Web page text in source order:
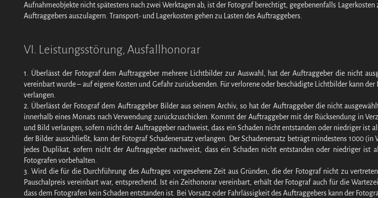
Aufnahmeobjekte nicht spätestens nach zwei Werktagen ab, ist der Fotograf berechtigt, gegebenenfalls
Auftraggebers auszulagern. Transport- und Lagerkosten gehen zu Lasten des Auftraggebers.
VI. Leistungsstörung, Ausfallhonorar
1. Überlässt der Fotograf dem Auftraggeber mehrere Lichtbilder zur Auswahl, hat der Auftraggeber die nicht
vereinbart wurde – auf eigene Kosten und Gefahr zurücksenden. Für verlorene oder beschädigte Lichtbilder kann
verlangen.
2. Überlässt der Fotograf dem Auftraggeber Bilder aus seinem Archiv, so hat der Auftraggeber die nicht
innerhalb eines Monats nach Verwendung zurückzuschicken. Kommt der Auftraggeber mit der Rücksendung in
und Bild verlangen, sofern nicht der Auftraggeber nachweist, dass ein Schaden nicht entstanden oder niedriger ist
der Bilder ausschließt, kann der Fotograf Schadenersatz verlangen. Der Schadenersatz beträgt mindestens 1000
jedes Duplikat, sofern nicht der Auftraggeber nachweist, dass ein Schaden nicht entstanden oder niedriger ist
Fotografen vorbehalten.
3. Wird die für die Durchführung des Auftrages vorgesehene Zeit aus Gründen, die der Fotograf nicht zu
Pauschalpreis vereinbart war, entsprechend. Ist ein Zeithonorar vereinbart, erhält der Fotograf auch für die
dass dem Fotografen kein Schaden entstanden ist. Bei Vorsatz oder Fahrlässigkeit des Auftraggebers kann der